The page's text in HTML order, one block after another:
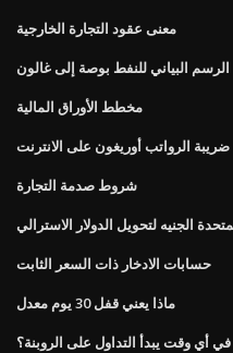
معنى عقود التجارة الخارجية
الرسم البياني للنفط بوصة إلى غالون
مخطط الأوراق المالية
الرواتب أوريغون على الانترنت
شروط صدمة التجارة
الجنيه لتحويل الدولار الاسترالي
حسابات الادخار ذات السعر الثابت
ماذا يعني قفل 30 يوم معدل
في أي وقت يبدأ التداول على الروبنة؟